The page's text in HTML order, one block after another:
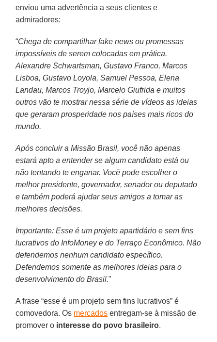
enviou uma advertência a seus clientes e
admiradores:
“Chega de compartilhar fake news ou promessas
impossíveis de serem colocadas em prática.
Alexandre Schwartsman, Gustavo Franco, Marcos
Lisboa, Gustavo Loyola, Samuel Pessoa, Elena
Landau, Marcos Troyjo, Marcelo Giufrida e muitos
outros vão te mostrar nessa série de vídeos as ideias
que geraram prosperidade nos países mais ricos do
mundo.
Após concluir a Missão Brasil, você não apenas
estará apto a entender se algum candidato está ou
não tentando te enganar. Você pode escolher o
melhor presidente, governador, senador ou deputado
e também poderá ajudar seus amigos a tomar as
melhores decisões.
Importante: Esse é um projeto apartidário e sem fins
lucrativos do InfoMoney e do Terraço Econômico. Não
defendemos nenhum candidato específico.
Defendemos somente as melhores ideias para o
desenvolvimento do Brasil."
A frase “esse é um projeto sem fins lucrativos” é
comovedora. Os mercados entregam-se à missão de
promover o interesse do povo brasileiro.